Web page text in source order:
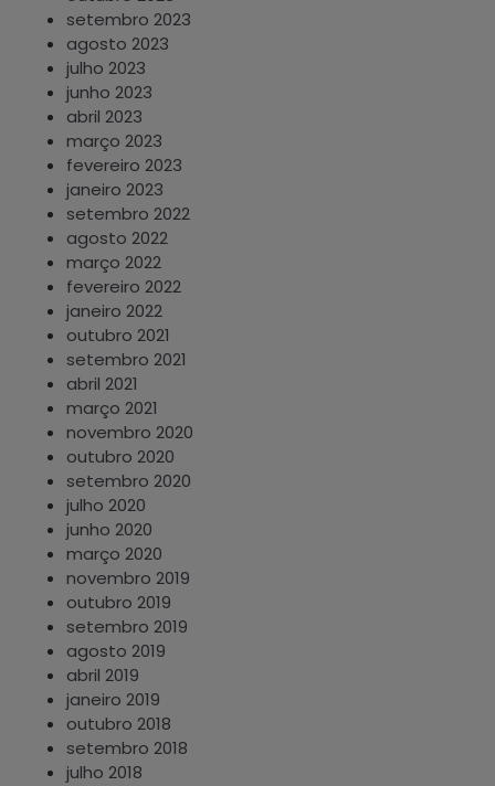
setembro 2023
agosto 2023
julho 2023
junho 2023
abril 2023
março 2023
fevereiro 2023
janeiro 2023
setembro 2022
agosto 2022
março 2022
fevereiro 2022
janeiro 2022
outubro 2021
setembro 2021
abril 2021
março 2021
novembro 2020
outubro 2020
setembro 2020
julho 2020
junho 2020
março 2020
novembro 2019
outubro 2019
setembro 2019
agosto 2019
abril 2019
janeiro 2019
outubro 2018
setembro 2018
julho 2018